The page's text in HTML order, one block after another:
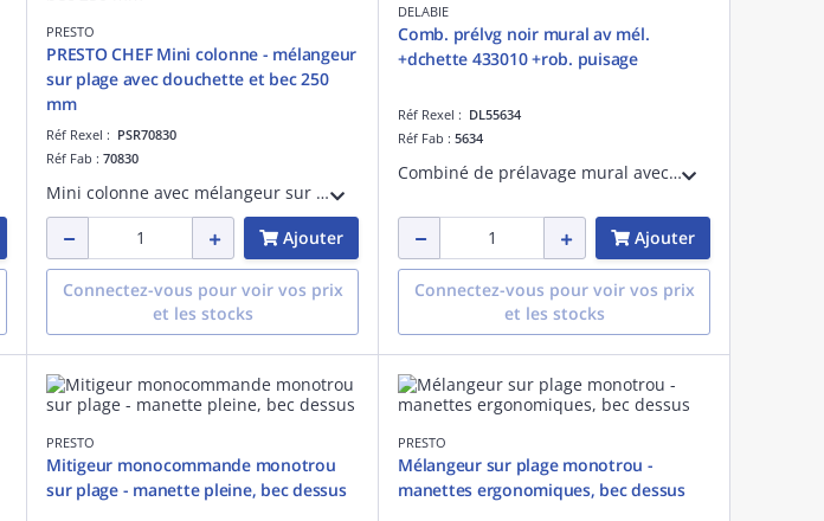
PRESTO
PRESTO CHEF Mini colonne - mélangeur
sur plage avec douchette et bec 250
mm
Réf Rexel : PSR70830
Réf Fab : 70830
Mini colonne avec mélangeur sur plage PRESTO CHEF. Douchette ergonomique 2 jets réglables. Saillie bec 250 mm. Hauteur hors tout 765 mm. Tête céramique 1/4 de tour plein débit. Débit 26 l/min et douchette 12 l/min à 3 bar. Bec orientable
Ajouter
Connectez-vous pour voir vos prix
et les stocks
DELABIE
Comb. prélvg noir mural av mél.
+dchette 433010 +rob. puisage
Réf Rexel : DL55634
Réf Fab : 5634
Combiné de prélavage mural avec mélangeur
Ajouter
Connectez-vous pour voir vos prix
et les stocks
PRESTO
Mitigeur monocommande monotrou
sur plage - manette pleine, bec dessus
PRESTO
Mélangeur sur plage monotrou -
manettes ergonomiques, bec dessus